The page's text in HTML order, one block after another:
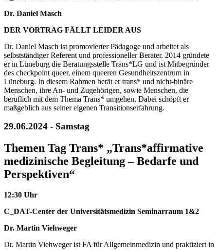
Dr. Daniel Masch
DER VORTRAG FÄLLT LEIDER AUS
Dr. Daniel Masch ist promovierter Pädagoge und arbeitet als
selbstständiger Referent und professioneller Berater. 2014 gründete
er in Lüneburg die Beratungsstelle Trans*LG und ist Mitbegründer
des checkpoint queer, einem queeren Gesundheitszentrum in
Lüneburg. In diesem Rahmen berät er trans* und nicht-binäre
Menschen, ihre An- und Zugehörigen, sowie Menschen, die
beruflich mit dem Thema Trans* umgehen. Dabei schöpft er
maßgeblich aus seiner eigenen Transitionserfahrung.
29.06.2024 - Samstag
Themen Tag Trans* „Trans*affirmative
medizinische Begleitung – Bedarfe und
Perspektiven“
12:30 Uhr
C_DAT-Center der Universitätsmedizin Seminarraum 1&2
Dr. Martin Viehweger
Dr. Martin Viehweger ist FA für Allgemeinmedizin und praktiziert in